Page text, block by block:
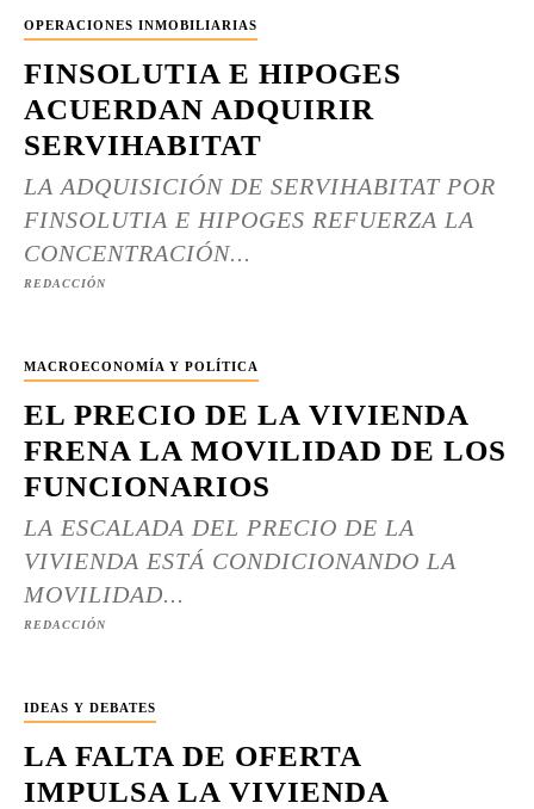
OPERACIONES INMOBILIARIAS
FINSOLUTIA E HIPOGES
ACUERDAN ADQUIRIR
SERVIHABITAT
LA ADQUISICIÓN DE SERVIHABITAT POR
FINSOLUTIA E HIPOGES REFUERZA LA
CONCENTRACIÓN...
REDACCIÓN
MACROECONOMÍA Y POLÍTICA
EL PRECIO DE LA VIVIENDA
FRENA LA MOVILIDAD DE LOS
FUNCIONARIOS
LA ESCALADA DEL PRECIO DE LA
VIVIENDA ESTÁ CONDICIONANDO LA
MOVILIDAD...
REDACCIÓN
IDEAS Y DEBATES
LA FALTA DE OFERTA
IMPULSA LA VIVIENDA